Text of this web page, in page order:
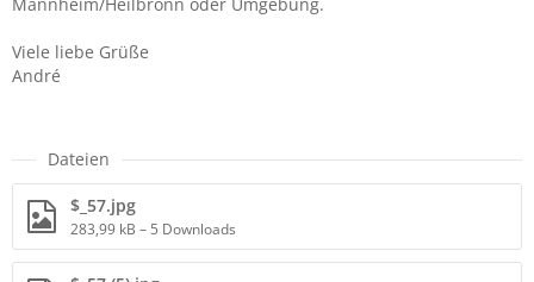
Viele liebe Grüße
André
Dateien
$_57.jpg
283,99 kB – 5 Downloads